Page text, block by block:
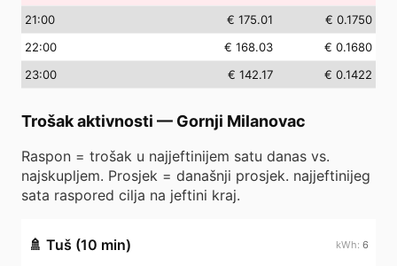
21:00 € 175.01
€ 0.1750
22:00 € 168.03
€ 0.1680
23:00 € 142.17 € 0.1422
Trošak aktivnosti — Gornji Milanovac
Raspon = trošak u najjeftinijem satu danas vs.
najskupljem. Prosjek = današnji prosjek. najjeftinijeg
sata raspored cilja na jeftini kraj.
🚿 Tuš (10 min) 6